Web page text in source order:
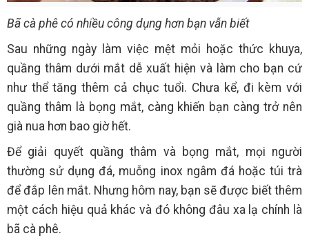
Bã cà phê có nhiều công dụng hơn bạn vẫn biết
Sau những ngày làm việc mệt mỏi hoặc thức khuya,
quầng thâm dưới mắt dễ xuất hiện và làm cho bạn cứ
như thể tăng thêm cả chục tuổi. Chưa kể, đi kèm với
quầng thâm là bọng mắt, càng khiến bạn càng trở nên
già nua hơn bao giờ hết.
Để giải quyết quầng thâm và bọng mắt, mọi người
thường sử dụng đá, muỗng inox ngâm đá hoặc túi trà
để đắp lên mắt. Nhưng hôm nay, bạn sẽ được biết thêm
một cách hiệu quả khác và đó không đâu xa lạ chính là
bã cà phê.